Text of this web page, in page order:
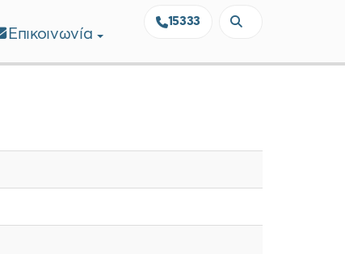
15333
Επικοινωνία